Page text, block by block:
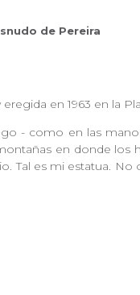
de Pereira
en 1963 en la
- como en las
en donde los
Tal es mi estatua.